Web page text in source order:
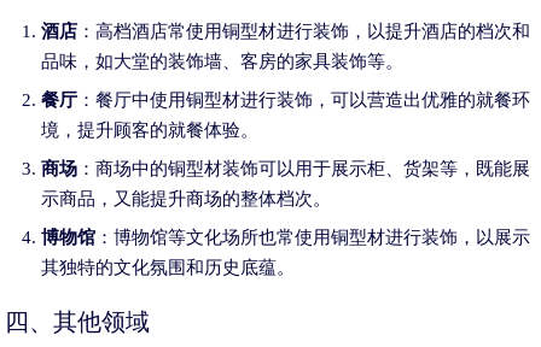
酒店 ：高档酒店常使用铜型材进行装饰，以提升酒店的档次和
品味，如大堂的装饰墙、客房的家具装饰等。
餐厅 ：餐厅中使用铜型材进行装饰，可以营造出优雅的就餐环
境，提升顾客的就餐体验。
商场 ：商场中的铜型材装饰可以用于展示柜、货架等，既能展
示商品，又能提升商场的整体档次。
博物馆 ：博物馆等文化场所也常使用铜型材进行装饰，以展示
其独特的文化氛围和历史底蕴。
四、其他领域